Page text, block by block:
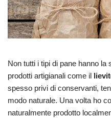
Non tutti i tipi di pane hanno
prodotti artigianali come il
spesso privi di conservanti,
modo naturale. Una volta ho
naturalmente prodotto